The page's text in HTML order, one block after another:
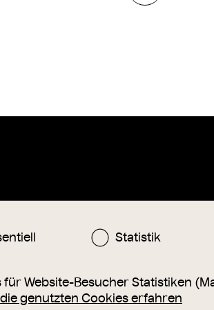
Statistik
Website-Besucher Statistiken
genutzten Cookies erfahren
InstagramFacebook